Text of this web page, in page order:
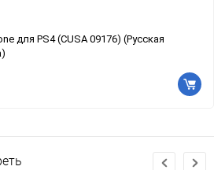
для PS4 (CUSA 09176) (Русская